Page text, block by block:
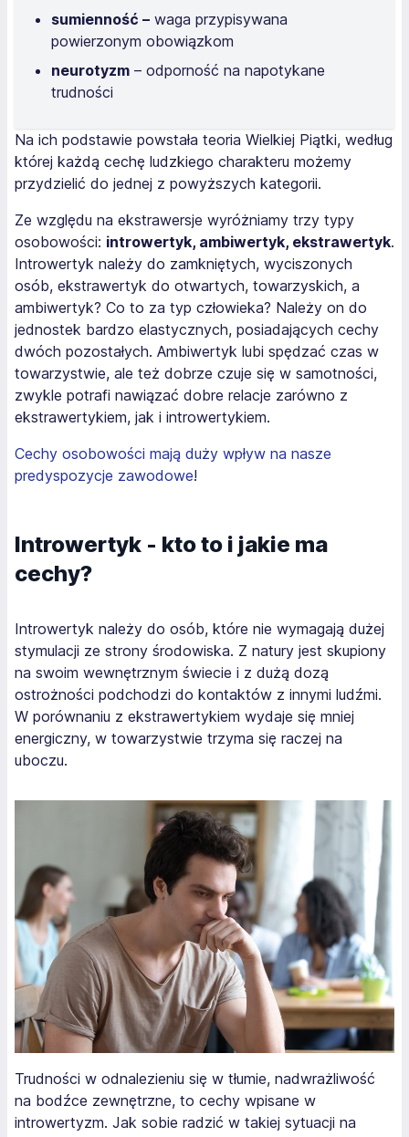
sumienność – waga przypisywana
powierzonym obowiązkom
neurotyzm – odporność na napotykane
trudności
Na ich podstawie powstała teoria Wielkiej Piątki, według
której każdą cechę ludzkiego charakteru możemy
przydzielić do jednej z powyższych kategorii.
Ze względu na ekstrawersje wyróżniamy trzy typy
osobowości: introwertyk, ambiwertyk, ekstrawertyk.
Introwertyk należy do zamkniętych, wyciszonych
osób, ekstrawertyk do otwartych, towarzyskich, a
ambiwertyk? Co to za typ człowieka? Należy on do
jednostek bardzo elastycznych, posiadających cechy
dwóch pozostałych. Ambiwertyk lubi spędzać czas w
towarzystwie, ale też dobrze czuje się w samotności,
zwykle potrafi nawiązać dobre relacje zarówno z
ekstrawertykiem, jak i introwertykiem.
Cechy osobowości mają duży wpływ na nasze
predyspozycje zawodowe!
Introwertyk - kto to i jakie ma
cechy?
Introwertyk należy do osób, które nie wymagają dużej
stymulacji ze strony środowiska. Z natury jest skupiony
na swoim wewnętrznym świecie i z dużą dozą
ostrożności podchodzi do kontaktów z innymi ludźmi.
W porównaniu z ekstrawertykiem wydaje się mniej
energiczny, w towarzystwie trzyma się raczej na
uboczu.
Trudności w odnalezieniu się w tłumie, nadwrażliwość
na bodźce zewnętrzne, to cechy wpisane w
introwertyzm. Jak sobie radzić w takiej sytuacji na